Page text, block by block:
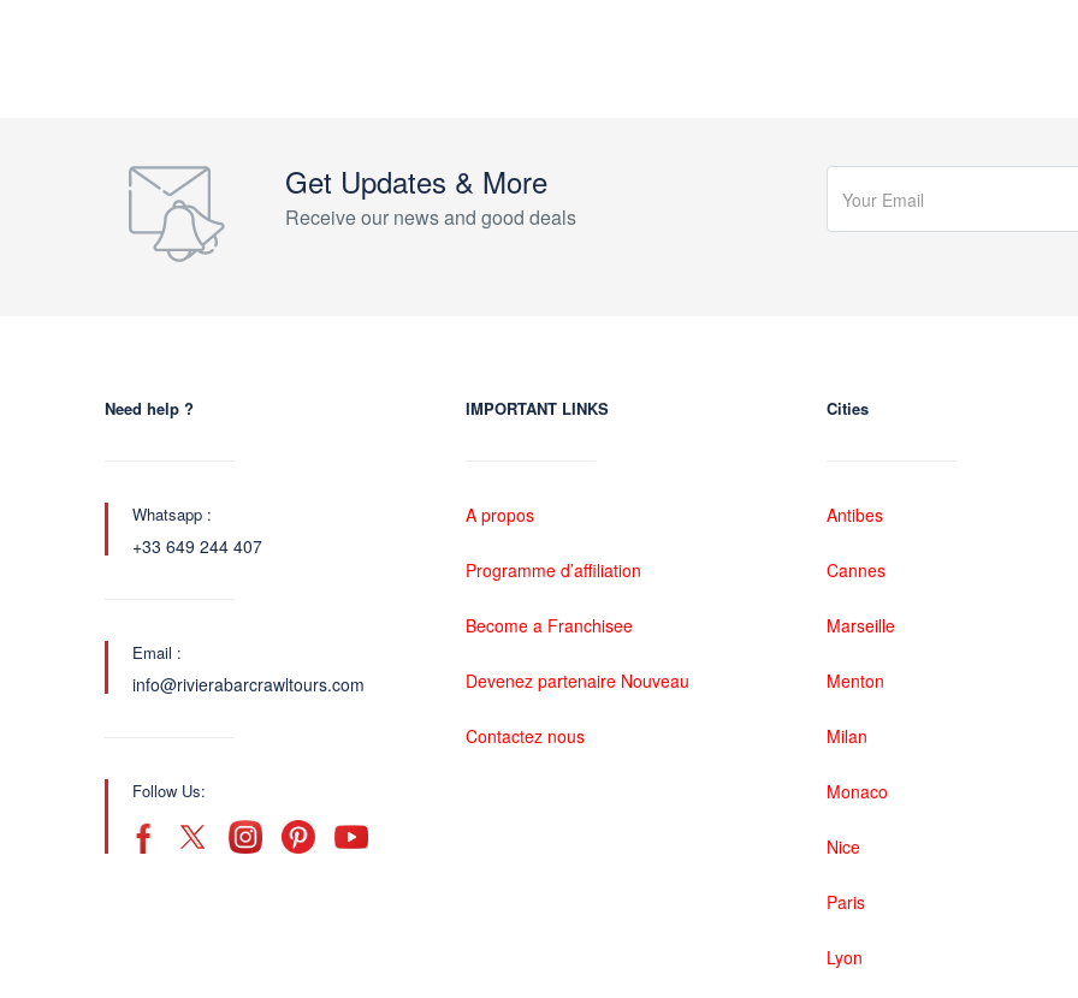
Get Updates & More
Receive our news and good deals
Need help ?
Whatsapp :
+33 649 244 407
Email :
info@rivierabarcrawltours.com
Follow Us:
IMPORTANT LINKS
A propos
Programme d’affiliation
Become a Franchisee
Devenez partenaire Nouveau
Contactez nous
Cities
Antibes
Cannes
Marseille
Menton
Milan
Monaco
Nice
Paris
Lyon